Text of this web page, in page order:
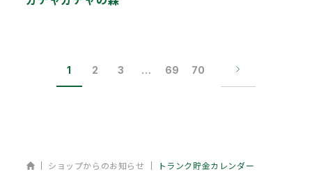
1 2 3 … 69 70
ホーム
ショップからのお知らせ トランク貯金カレンダー